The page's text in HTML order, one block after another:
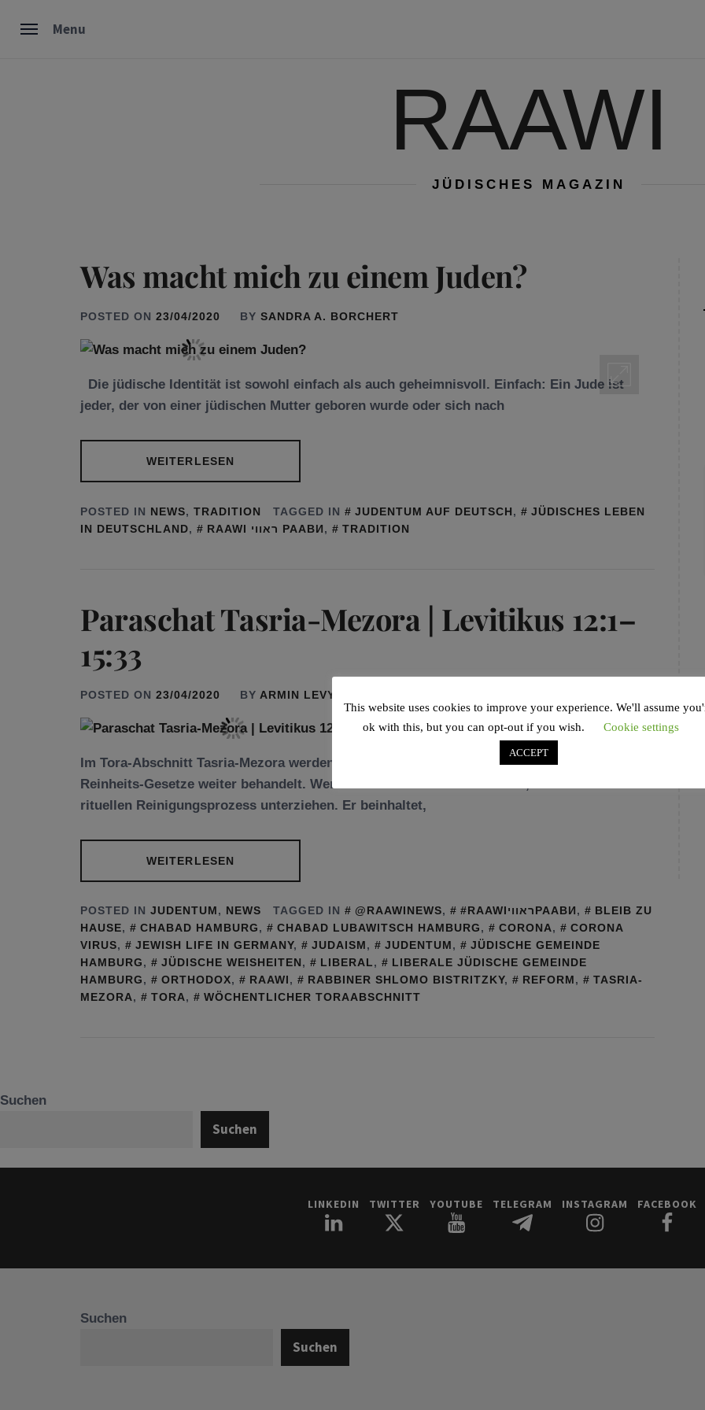
Menu
RAAWI
JÜDISCHES MAGAZIN
Was macht mich zu einem Juden?
POSTED ON 23/04/2020 BY SANDRA A. BORCHERT
Die jüdische Identität ist sowohl einfach als auch geheimnisvoll. Einfach: Ein Jude ist
jeder, der von einer jüdischen Mutter geboren wurde oder sich nach
WEITERLESEN
POSTED IN NEWS, TRADITION TAGGED IN JUDENTUM AUF DEUTSCH,
JÜDISCHES LEBEN
IN DEUTSCHLAND, RAAWI ראווי РААВИ, TRADITION
Paraschat Tasria-Mezora | Levitikus 12:1–
15:33
POSTED ON 23/04/2020 BY ARMIN LEVY
Im Tora-Abschnitt Tasria-Mezora werden die Tuma weTahara / rituellen Unreinheits- und
Reinheits-Gesetze weiter behandelt. Wenn eine Frau ein Kind bekommt, soll sie sich einem
rituellen Reinigungsprozess unterziehen. Er beinhaltet,
WEITERLESEN
POSTED IN JUDENTUM, NEWS TAGGED IN @RAAWINEWS, #RAAWIראוויРААВИ,
BLEIB ZU
HAUSE, CHABAD HAMBURG, CHABAD LUBAWITSCH HAMBURG, CORONA,
CORONA
VIRUS, JEWISH LIFE IN GERMANY, JUDAISM, JUDENTUM,
JÜDISCHE GEMEINDE
HAMBURG, JÜDISCHE WEISHEITEN, LIBERAL,
LIBERALE JÜDISCHE GEMEINDE
HAMBURG, ORTHODOX, RAAWI, RABBINER SHLOMO BISTRITZKY, REFORM,
TASRIA-
MEZORA, TORA, WÖCHENTLICHER TORAABSCHNITT
Suchen
Suchen
LINKEDIN TWITTER YOUTUBE TELEGRAM INSTAGRAM FACEBOOK
Suchen
Suchen
This website uses cookies to improve your experience. We'll assume
ok with this, but you can opt-out if you wish.
Cookie settings
ACCEPT